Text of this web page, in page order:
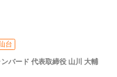
台
バード 代表取締役 山川 大輔